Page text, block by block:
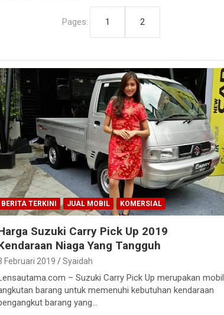
Pages: 1 2
BERITA TERKINI JUAL MOBIL KOMERSIAL
Suzuki Carry Pick Up 2019
Niaga Yang Tangguh
Februari 2019 Syaidah
– Suzuki Carry Pick Up merupakan mobil
barang untuk memenuhi kebutuhan kendaraan
barang yang…